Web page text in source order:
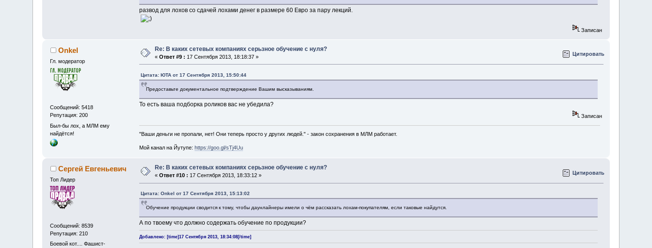
развод для лохов со сдачей лохами денег в размере 60 Евро за пару лекций.
Записан
Onkel
Гл. модератор
Сообщений: 5418
Репутация: 200
Был-бы лох, а МЛМ ему
найдётся!
Re: В каких сетевых компаниях серьзное обучение с нуля?
«Ответ #9 : 17 Сентября 2013, 18:18:37 » Цитировать
Цитата: ЮТА от 17 Сентября 2013, 15:50:44
Предоставьте документальное подтверждение Вашим высказываниям.
То есть ваша подборка роликов вас не убедила?
Записан
"Ваши деньги не пропали, нет! Они теперь просто у других людей." - закон сохранения в МЛМ работает.
Мой канал на Йутупе: https://goo.gl/sTj4Uu
Сергей Евгеньевич
Топ Лидер
Сообщений: 8539
Репутация: 210
Боевой кот.... Фашист-
Re: В каких сетевых компаниях серьзное обучение с нуля?
«Ответ #10 : 17 Сентября 2013, 18:33:12 » Цитировать
Цитата: Onkel от 17 Сентября 2013, 15:13:02
Обучение продукции сводится к тому, чтобы даунлайнеры имели о чём рассказать лохам-покупателям, если таковые найдутся.
А по твоему что должно содержать обучение по продукции?
Добавлено: [time]17 Сентября 2013, 18:34:08[/time]